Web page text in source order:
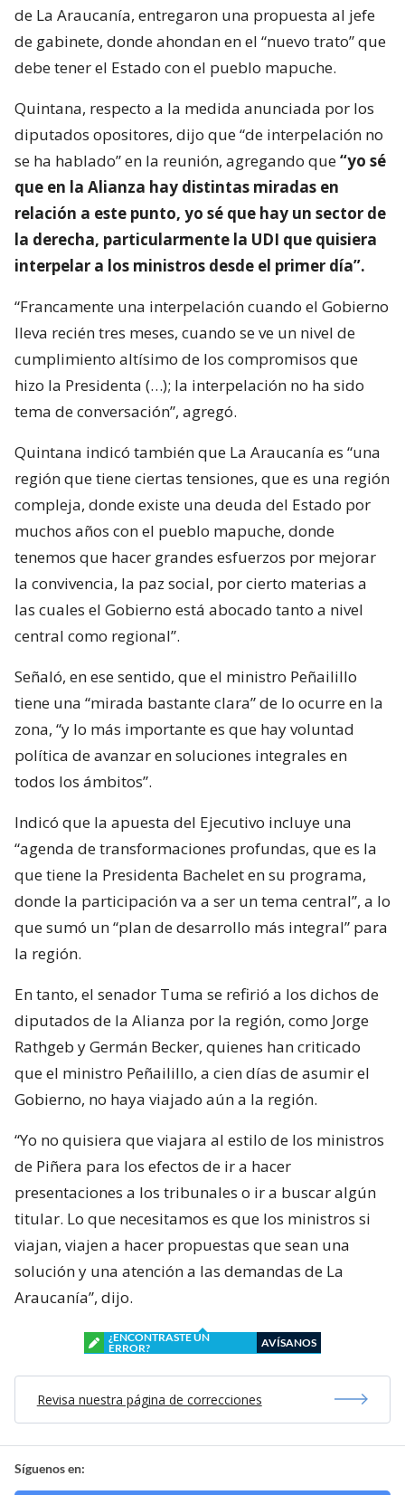
de La Araucanía, entregaron una propuesta al jefe
de gabinete, donde ahondan en el “nuevo trato” que
debe tener el Estado con el pueblo mapuche.
Quintana, respecto a la medida anunciada por los
diputados opositores, dijo que “de interpelación no
se ha hablado” en la reunión, agregando que“yo sé
que en la Alianza hay distintas miradas en
relación a este punto, yo sé que hay un sector de
la derecha, particularmente la UDI que quisiera
interpelar a los ministros desde el primer día”.
“Francamente una interpelación cuando el Gobierno
lleva recién tres meses, cuando se ve un nivel de
cumplimiento altísimo de los compromisos que
hizo la Presidenta (…); la interpelación no ha sido
tema de conversación”, agregó.
Quintana indicó también que La Araucanía es “una
región que tiene ciertas tensiones, que es una región
compleja, donde existe una deuda del Estado por
muchos años con el pueblo mapuche, donde
tenemos que hacer grandes esfuerzos por mejorar
la convivencia, la paz social, por cierto materias a
las cuales el Gobierno está abocado tanto a nivel
central como regional”.
Señaló, en ese sentido, que el ministro Peñailillo
tiene una “mirada bastante clara” de lo ocurre en la
zona, “y lo más importante es que hay voluntad
política de avanzar en soluciones integrales en
todos los ámbitos”.
Indicó que la apuesta del Ejecutivo incluye una
“agenda de transformaciones profundas, que es la
que tiene la Presidenta Bachelet en su programa,
donde la participación va a ser un tema central”, a lo
que sumó un “plan de desarrollo más integral” para
la región.
En tanto, el senador Tuma se refirió a los dichos de
diputados de la Alianza por la región, como Jorge
Rathgeb y Germán Becker, quienes han criticado
que el ministro Peñailillo, a cien días de asumir el
Gobierno, no haya viajado aún a la región.
“Yo no quisiera que viajara al estilo de los ministros
de Piñera para los efectos de ir a hacer
presentaciones a los tribunales o ir a buscar algún
titular. Lo que necesitamos es que los ministros si
viajan, viajen a hacer propuestas que sean una
solución y una atención a las demandas de La
Araucanía”, dijo.
¿ENCONTRASTE UN
ERROR?
AVÍSANOS
Revisa nuestra página de correcciones
Síguenos en: